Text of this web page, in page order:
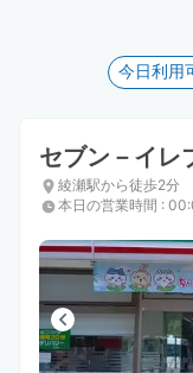
the
keyboard
shortcuts
for
changing
dates.
for
今日利用
セブン－イレ
綾瀬駅から徒歩2分
本日の営業時間 :